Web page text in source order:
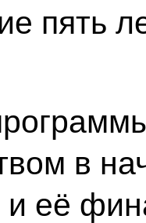
пять
в
её